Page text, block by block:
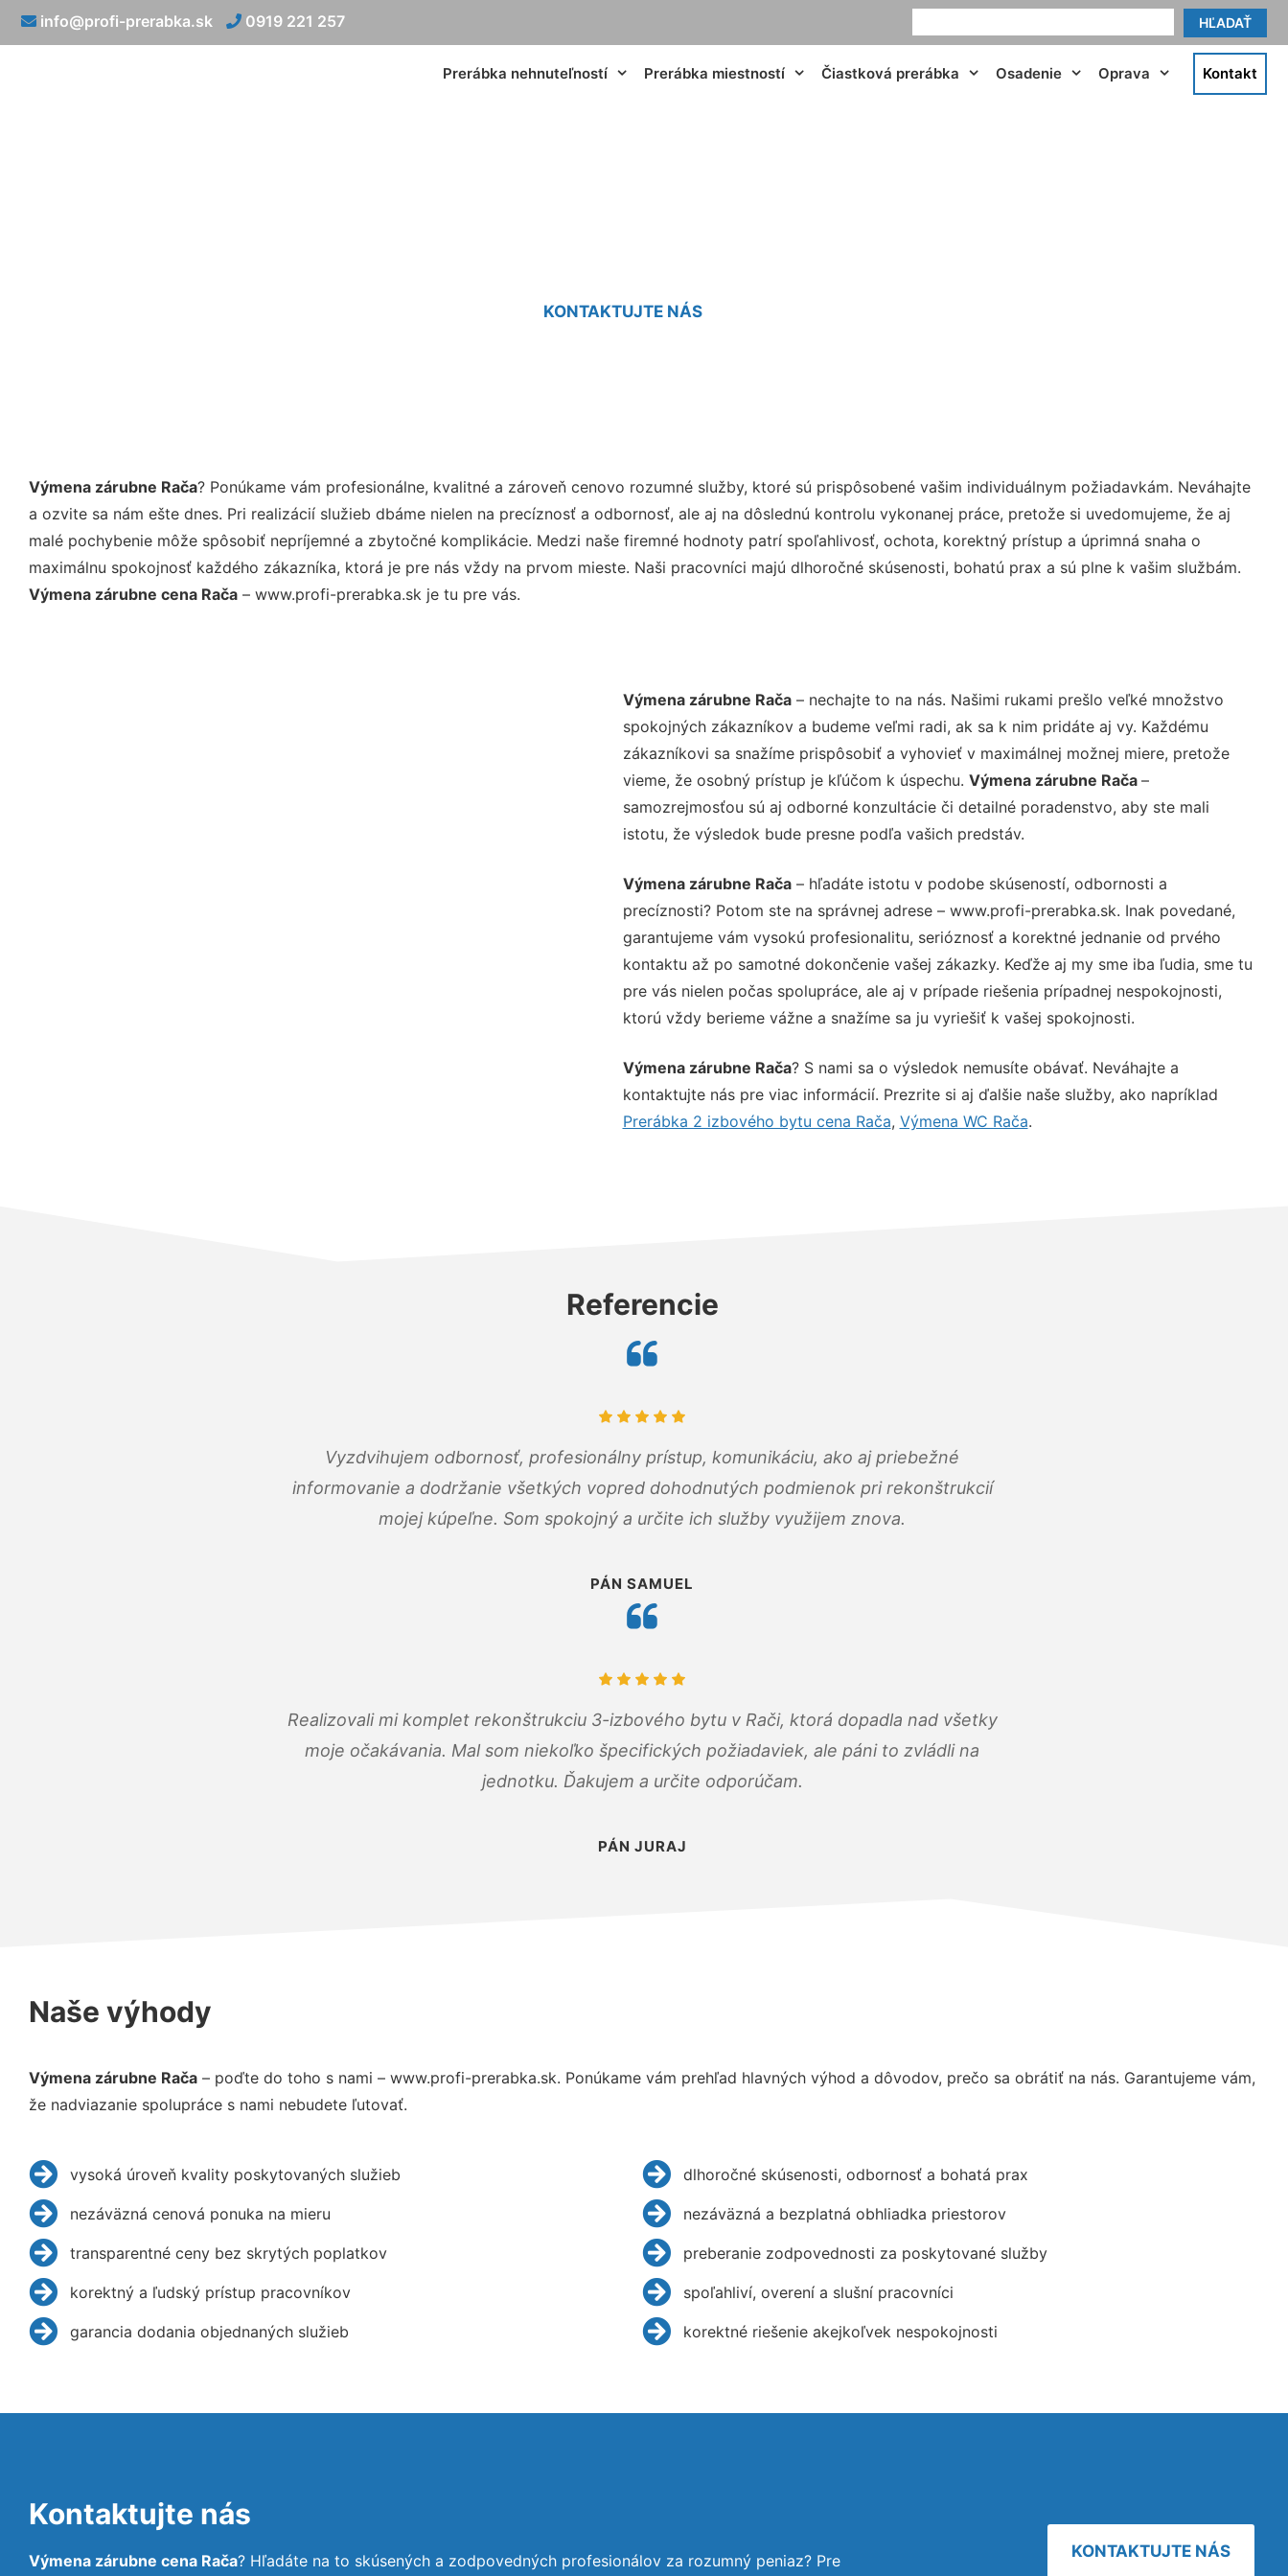
HĽADAŤ
info@profi-prerabka.sk 0919 221 257
Prerábka nehnuteľností Prerábka miestností Čiastková prerábka Osadenie Oprava Kontakt
KONTAKTUJTE NÁS
Výmena zárubne Rača? Ponúkame vám profesionálne, kvalitné a zároveň cenovo rozumné služby, ktoré sú prispôsobené vašim individuálnym požiadavkám. Neváhajte
a ozvite sa nám ešte dnes. Pri realizácií služieb dbáme nielen na precíznosť a odbornosť, ale aj na dôslednú kontrolu vykonanej práce, pretože si uvedomujeme, že aj
malé pochybenie môže spôsobiť nepríjemné a zbytočné komplikácie. Medzi naše firemné hodnoty patrí spoľahlivosť, ochota, korektný prístup a úprimná snaha o
maximálnu spokojnosť každého zákazníka, ktorá je pre nás vždy na prvom mieste. Naši pracovníci majú dlhoročné skúsenosti, bohatú prax a sú plne k vašim službám.
Výmena zárubne cena Rača – www.profi-prerabka.sk je tu pre vás.
Výmena zárubne Rača– nechajte to na nás. Našimi rukami prešlo veľké množstvo
spokojných zákazníkov a budeme veľmi radi, ak sa k nim pridáte aj vy. Každému
zákazníkovi sa snažíme prispôsobiť a vyhovieť v maximálnej možnej miere, pretože
vieme, že osobný prístup je kľúčom k úspechu. Výmena zárubne Rača –
samozrejmosťou sú aj odborné konzultácie či detailné poradenstvo, aby ste mali
istotu, že výsledok bude presne podľa vašich predstáv.
Výmena zárubne Rača– hľadáte istotu v podobe skúseností, odbornosti a
precíznosti? Potom ste na správnej adrese – www.profi-prerabka.sk. Inak povedané,
garantujeme vám vysokú profesionalitu, serióznosť a korektné jednanie od prvého
kontaktu až po samotné dokončenie vašej zákazky. Keďže aj my sme iba ľudia, sme tu
pre vás nielen počas spolupráce, ale aj v prípade riešenia prípadnej nespokojnosti,
ktorú vždy berieme vážne a snažíme sa ju vyriešiť k vašej spokojnosti.
Výmena zárubne Rača? S nami sa o výsledok nemusíte obávať. Neváhajte a
kontaktujte nás pre viac informácií. Prezrite si aj ďalšie naše služby, ako napríklad
Prerábka 2 izbového bytu cena Rača, Výmena WC Rača.
Referencie
Vyzdvihujem odbornosť, profesionálny prístup, komunikáciu, ako aj priebežné
informovanie a dodržanie všetkých vopred dohodnutých podmienok pri rekonštrukcií
mojej kúpeľne. Som spokojný a určite ich služby využijem znova.
PÁN SAMUEL
Realizovali mi komplet rekonštrukciu 3-izbového bytu v Rači, ktorá dopadla nad všetky
moje očakávania. Mal som niekoľko špecifických požiadaviek, ale páni to zvládli na
jednotku. Ďakujem a určite odporúčam.
PÁN JURAJ
Naše výhody
Výmena zárubne Rača – poďte do toho s nami – www.profi-prerabka.sk. Ponúkame vám prehľad hlavných výhod a dôvodov, prečo sa obrátiť na nás. Garantujeme vám,
že nadviazanie spolupráce s nami nebudete ľutovať.
vysoká úroveň kvality poskytovaných služieb
nezáväzná cenová ponuka na mieru
transparentné ceny bez skrytých poplatkov
korektný a ľudský prístup pracovníkov
garancia dodania objednaných služieb
dlhoročné skúsenosti, odbornosť a bohatá prax
nezáväzná a bezplatná obhliadka priestorov
preberanie zodpovednosti za poskytované služby
spoľahliví, overení a slušní pracovníci
korektné riešenie akejkoľvek nespokojnosti
Kontaktujte nás
Výmena zárubne cena Rača? Hľadáte na to skúsených a zodpovedných profesionálov za rozumný peniaz? Pre KONTAKTUJTE NÁS